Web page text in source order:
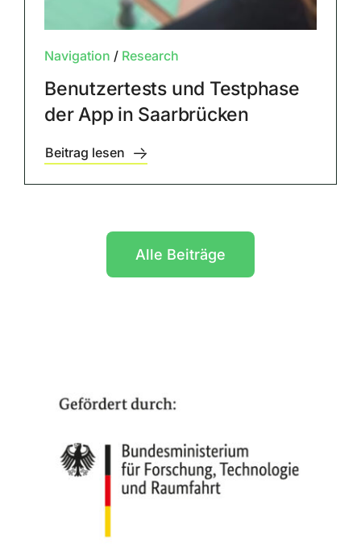
Navigation / Research
Benutzertests und Testphase
der App in Saarbrücken
Beitrag lesen
Alle Beiträge